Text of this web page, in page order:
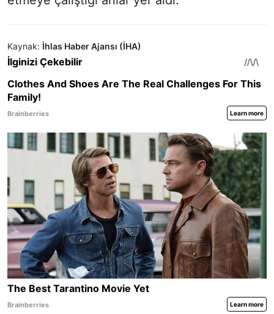
Kaynak: İhlas Haber Ajansı (İHA)